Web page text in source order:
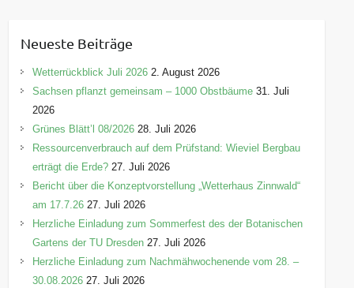
g
o
r
e
n
Neueste Beiträge
Wetterrückblick Juli 2026 2. August 2026
Sachsen pflanzt gemeinsam – 1000 Obstbäume 31. Juli
2026
Grünes Blätt’l 08/2026 28. Juli 2026
Ressourcenverbrauch auf dem Prüfstand: Wieviel Bergbau
erträgt die Erde? 27. Juli 2026
Bericht über die Konzeptvorstellung „Wetterhaus Zinnwald“
am 17.7.26 27. Juli 2026
Herzliche Einladung zum Sommerfest des der Botanischen
Gartens der TU Dresden 27. Juli 2026
Herzliche Einladung zum Nachmähwochenende vom 28. –
30.08.2026 27. Juli 2026